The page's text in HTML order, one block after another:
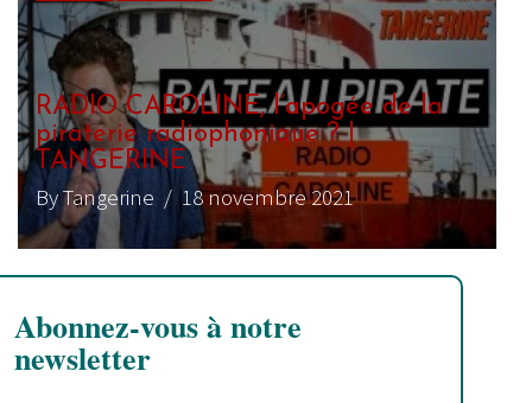
RADIO CAROLINE, l’apogée de la
piraterie radiophonique ? |
TANGERINE
By Tangerine / 18 novembre 2021
Abonnez-vous à notre
newsletter